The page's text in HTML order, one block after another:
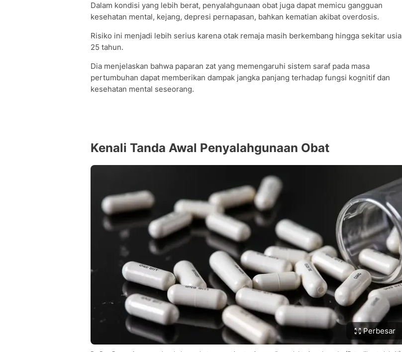
Dalam kondisi yang lebih berat, penyalahgunaan obat juga dapat memicu gangguan
kesehatan mental, kejang, depresi pernapasan, bahkan kematian akibat overdosis.
Risiko ini menjadi lebih serius karena otak remaja masih berkembang hingga sekitar usia
25 tahun.
Dia menjelaskan bahwa paparan zat yang memengaruhi sistem saraf pada masa
pertumbuhan dapat memberikan dampak jangka panjang terhadap fungsi kognitif dan
kesehatan mental seseorang.
Kenali Tanda Awal Penyalahgunaan Obat
Perbesar